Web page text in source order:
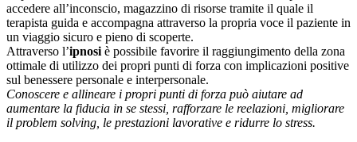
accedere all’inconscio, magazzino di risorse tramite il quale il
terapista guida e accompagna attraverso la propria voce il paziente in
un viaggio sicuro e pieno di scoperte.
Attraverso l’ipnosi è possibile favorire il raggiungimento della zona
ottimale di utilizzo dei propri punti di forza con implicazioni positive
sul benessere personale e interpersonale.
Conoscere e allineare i propri punti di forza può aiutare ad
aumentare la fiducia in se stessi, rafforzare le reelazioni, migliorare
il problem solving, le prestazioni lavorative e ridurre lo stress.